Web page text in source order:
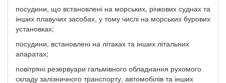
посудини, що встановлені на морських, річкових суднах та
інших плавучих засобах, у тому числі на морських бурових
установках;
посудини, встановлені на літаках та інших літальних
апаратах;
повітряні резервуари гальмівного обладнання рухомого
складу залізничного транспорту, автомобілів та інших